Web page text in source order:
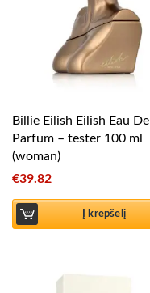
Billie Eilish Eilish Eau De
Parfum – tester 100 ml
(woman)
€39.82
Į krepšelį